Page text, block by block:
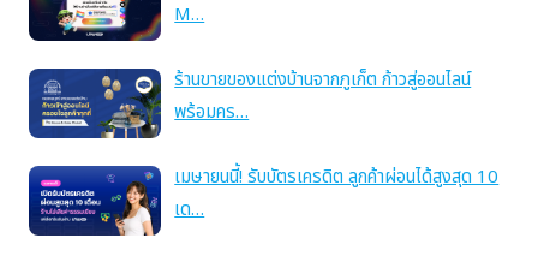
M…
ร้านขายของแต่งบ้านจากภูเก็ต ก้าวสู่ออนไลน์
พร้อมคร…
เมษายนนี้! รับบัตรเครดิต ลูกค้าผ่อนได้สูงสุด 10
เด…